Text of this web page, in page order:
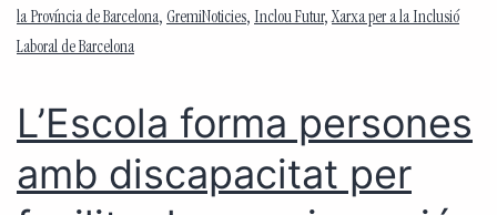
la Província de Barcelona, GremiNoticies, Inclou Futur,Xarxa per a la Inclusió
Laboral de Barcelona
L’Escola forma persones
amb discapacitat per